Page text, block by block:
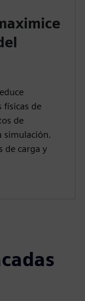
físicas de
de
simulación.
de carga y